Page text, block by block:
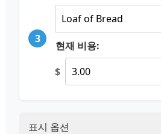
3
현재 비용:
$
표시 옵션